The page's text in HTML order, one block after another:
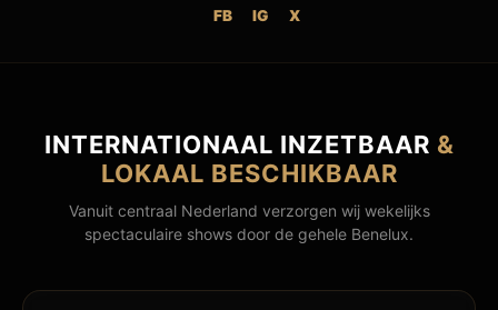
FB IG X
INTERNATIONAAL INZETBAAR &
LOKAAL BESCHIKBAAR
Vanuit centraal Nederland verzorgen wij wekelijks
spectaculaire shows door de gehele Benelux.